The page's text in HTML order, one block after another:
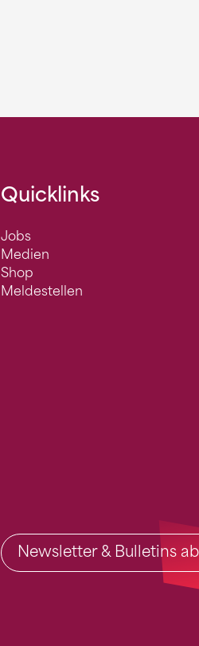
Quicklinks
Jobs
Medien
Shop
Meldestellen
Newsletter & Bulletins